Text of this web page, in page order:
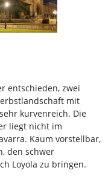
entschieden, zwei
mit
kurvenreich. Die
liegt nicht im
Kaum vorstellbar,
den schwer
Loyola zu bringen.